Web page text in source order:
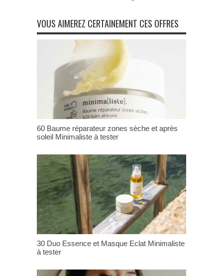
VOUS AIMEREZ CERTAINEMENT CES OFFRES
60 Baume réparateur zones sèche et après
soleil Minimaliste à tester
30 Duo Essence et Masque Eclat Minimaliste
à tester